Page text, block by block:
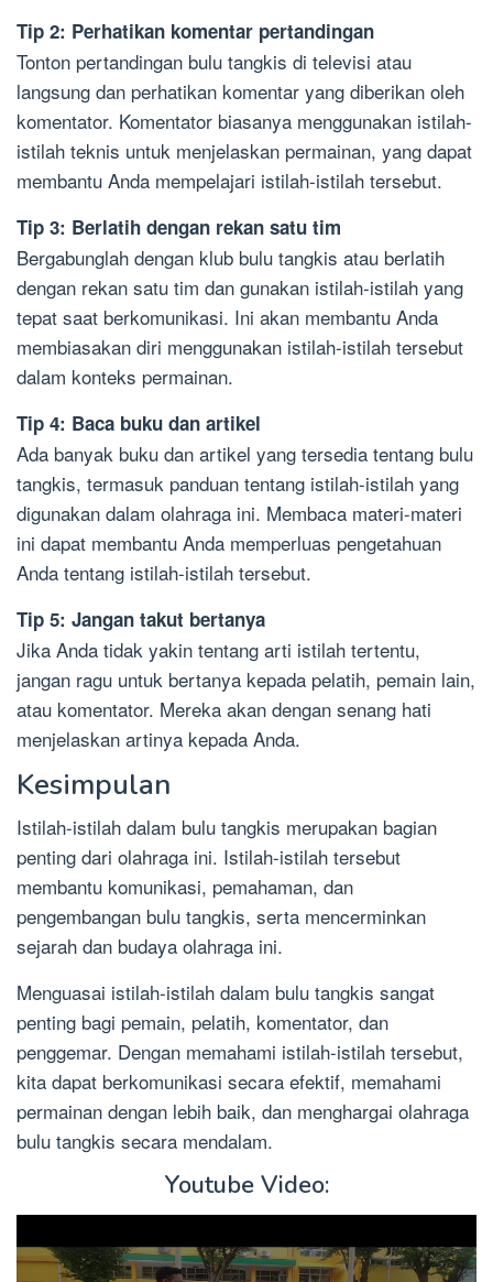
Tip 2: Perhatikan komentar pertandingan
Tonton pertandingan bulu tangkis di televisi atau
langsung dan perhatikan komentar yang diberikan oleh
komentator. Komentator biasanya menggunakan istilah-
istilah teknis untuk menjelaskan permainan, yang dapat
membantu Anda mempelajari istilah-istilah tersebut.
Tip 3: Berlatih dengan rekan satu tim
Bergabunglah dengan klub bulu tangkis atau berlatih
dengan rekan satu tim dan gunakan istilah-istilah yang
tepat saat berkomunikasi. Ini akan membantu Anda
membiasakan diri menggunakan istilah-istilah tersebut
dalam konteks permainan.
Tip 4: Baca buku dan artikel
Ada banyak buku dan artikel yang tersedia tentang bulu
tangkis, termasuk panduan tentang istilah-istilah yang
digunakan dalam olahraga ini. Membaca materi-materi
ini dapat membantu Anda memperluas pengetahuan
Anda tentang istilah-istilah tersebut.
Tip 5: Jangan takut bertanya
Jika Anda tidak yakin tentang arti istilah tertentu,
jangan ragu untuk bertanya kepada pelatih, pemain lain,
atau komentator. Mereka akan dengan senang hati
menjelaskan artinya kepada Anda.
Kesimpulan
Istilah-istilah dalam bulu tangkis merupakan bagian
penting dari olahraga ini. Istilah-istilah tersebut
membantu komunikasi, pemahaman, dan
pengembangan bulu tangkis, serta mencerminkan
sejarah dan budaya olahraga ini.
Menguasai istilah-istilah dalam bulu tangkis sangat
penting bagi pemain, pelatih, komentator, dan
penggemar. Dengan memahami istilah-istilah tersebut,
kita dapat berkomunikasi secara efektif, memahami
permainan dengan lebih baik, dan menghargai olahraga
bulu tangkis secara mendalam.
Youtube Video: